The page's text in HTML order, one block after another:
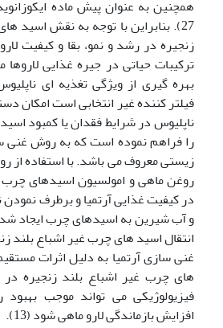
27). بنابراین با توجه به نقش اسید
زنجیره در رشد و نمو، بقا و کیفیت
بهره گیری از ویژگی تغذیه ای
فیلتر کننده غیر انتخابی است امکان
ناپلیوس در شرایط فقدان یا کمبود
را فراهم نموده است که به روش غنی
زیستی معروف می باشد. با استفاده از
روغن ماهی و امولسیون اسیدهای چرب
در کیفیت غذایی آرتمیا و برطرف نمودن
انتقال اسید های چرب غیر اشباع بلند
غنی سازی آرتمیا به دلیل اثرات
های چرب غیر اشباع بلند زنجیره
فیزیولوژیکی می تواند موجب
افزایش بازماندگی لارو ماهی شود (13).